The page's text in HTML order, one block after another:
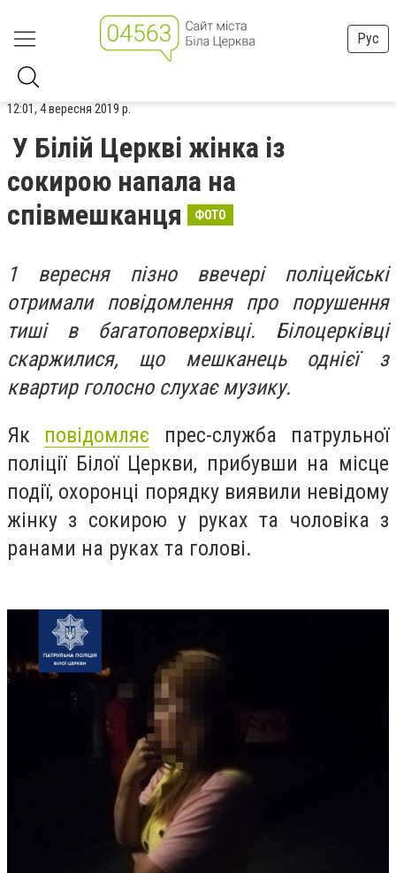
Рус
12:01, 4 вересня 2019 р.
У Білій Церкві жінка із
сокирою напала на
співмешканця
ФОТО
1 вересня пізно ввечері поліцейські
отримали повідомлення про порушення
тиші в багатоповерхівці. Білоцерківці
скаржилися, що мешканець однієї з
квартир голосно слухає музику.
Як повідомляє прес-служба патрульної
поліції Білої Церкви, прибувши на місце
події, охоронці порядку виявили невідому
жінку з сокирою у руках та чоловіка з
ранами на руках та голові.